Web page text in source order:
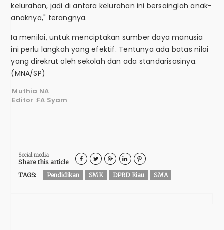
kelurahan, jadi di antara kelurahan ini bersainglah anak-
anaknya," terangnya.
Ia menilai, untuk menciptakan sumber daya manusia
ini perlu langkah yang efektif. Tentunya ada batas nilai
yang direkrut oleh sekolah dan ada standarisasinya.
(MNA/SP)
Muthia NA
Editor :FA Syam
Social media
Share this article     
TAGS: Pendidikan SMK DPRD Riau SMA